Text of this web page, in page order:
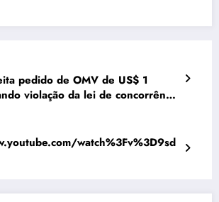
pedido de OMV de US$ 1
violação da lei de concorrência
watch%3Fv%3D9sd